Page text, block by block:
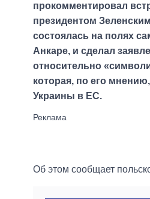
прокомментировал
президентом
состоялась на полях
Анкаре, и сделал
относительно
которая, по его
Украины в ЕС.
Об этом сообщает